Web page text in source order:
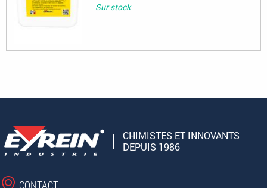
Sur stock
CHIMISTES ET INNOVANTS
DEPUIS 1986
CONTACT